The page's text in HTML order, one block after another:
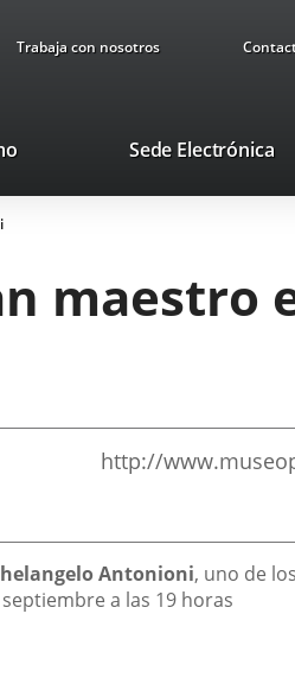
Trabaja con nosotros
Este
se
ventana
Sede Electrónica
maestro
http://
Antonioni, uno de
septiembre a las 19 horas